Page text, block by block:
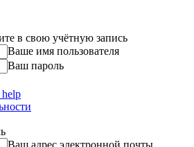
в свою учётную запись
Ваше имя пользователя
Ваш пароль
Ваш адрес электронной почты